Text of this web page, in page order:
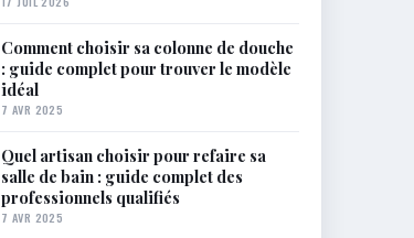
Comment choisir sa colonne de douche
: guide complet pour trouver le modèle
idéal
7 AVR 2025
Quel artisan choisir pour refaire sa
salle de bain : guide complet des
professionnels qualifiés
7 AVR 2025